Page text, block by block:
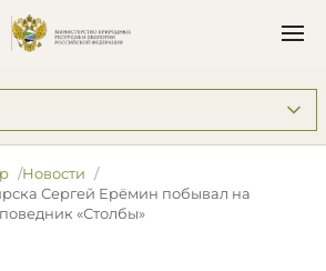
центр
Новости
Сергей Ерёмин побывал на
«Столбы»